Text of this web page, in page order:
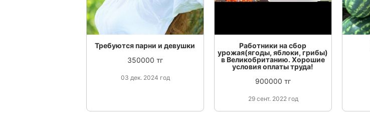
Требуются парни и девушки
350000 тг
03 дек. 2024 год
Работники на сбор
урожая(ягоды, яблоки, грибы)
в Великобританию. Хорошие
условия оплаты труда!
900000 тг
29 сент. 2022 год